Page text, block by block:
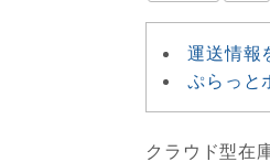
運送情報
ぷらっと
クラウド型在